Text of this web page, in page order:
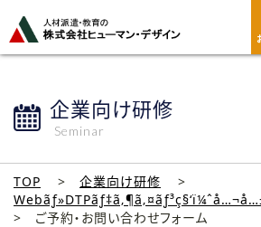
企業向け研修
Seminar
TOP
企業向け研修
ご予約・お問い合わせフォーム
ジ
ト